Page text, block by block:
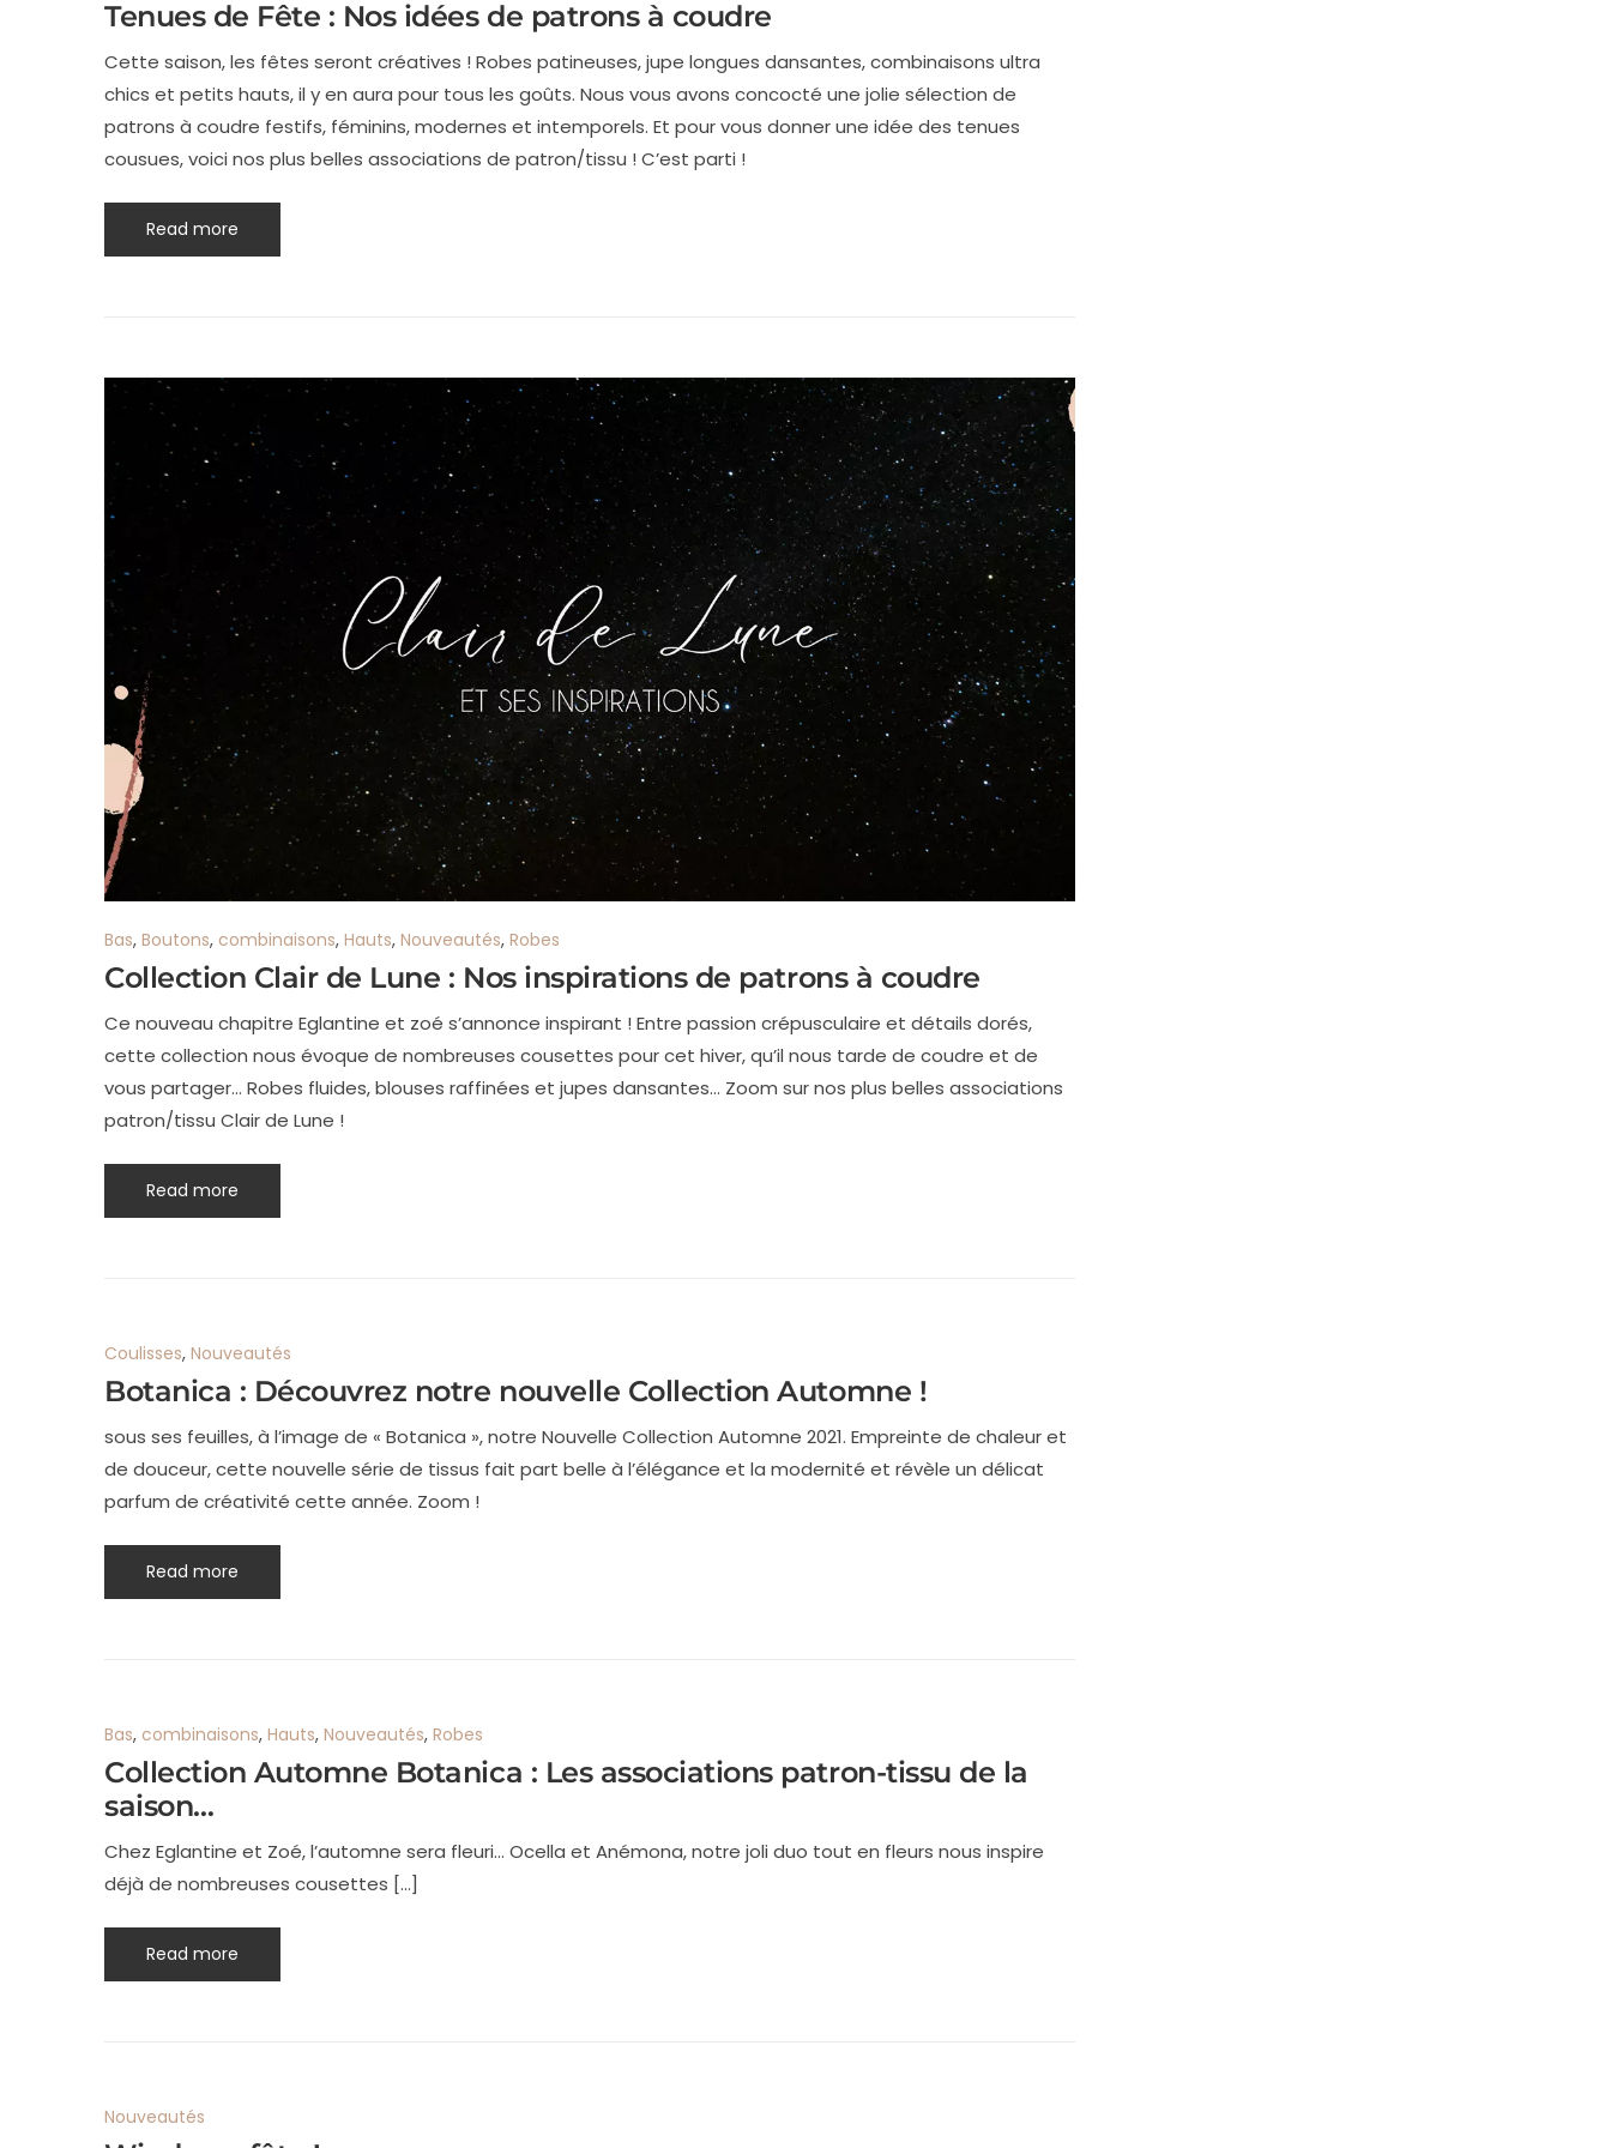
Tenues de Fête : Nos idées de patrons à coudre
Cette saison, les fêtes seront créatives ! Robes patineuses, jupe longues dansantes, combinaisons ultra
chics et petits hauts, il y en aura pour tous les goûts. Nous vous avons concocté une jolie sélection de
patrons à coudre festifs, féminins, modernes et intemporels. Et pour vous donner une idée des tenues
cousues, voici nos plus belles associations de patron/tissu ! C’est parti !
Read more
Bas, Boutons, combinaisons, Hauts, Nouveautés, Robes
Collection Clair de Lune : Nos inspirations de patrons à coudre
Ce nouveau chapitre Eglantine et zoé s’annonce inspirant ! Entre passion crépusculaire et détails dorés,
cette collection nous évoque de nombreuses cousettes pour cet hiver, qu’il nous tarde de coudre et de
vous partager… Robes fluides, blouses raffinées et jupes dansantes… Zoom sur nos plus belles associations
patron/tissu Clair de Lune !
Read more
Coulisses, Nouveautés
Botanica : Découvrez notre nouvelle Collection Automne !
sous ses feuilles, à l’image de « Botanica », notre Nouvelle Collection Automne 2021. Empreinte de chaleur et
de douceur, cette nouvelle série de tissus fait part belle à l’élégance et la modernité et révèle un délicat
parfum de créativité cette année. Zoom !
Read more
Bas, combinaisons, Hauts, Nouveautés, Robes
Collection Automne Botanica : Les associations patron-tissu de la
saison…
Chez Eglantine et Zoé, l’automne sera fleuri… Ocella et Anémona, notre joli duo tout en fleurs nous inspire
déjà de nombreuses cousettes […]
Read more
Nouveautés